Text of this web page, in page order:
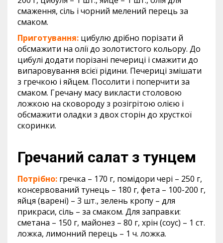
смаження, сіль і чорний мелений перець за
смаком.
Приготування: цибулю дрібно порізати й
обсмажити на олії до золотистого кольору. До
цибулі додати порізані печериці і смажити до
випаровування всієї рідини. Печериці змішати
з гречкою і яйцем. Посолити і поперчити за
смаком. Гречану масу викласти столовою
ложкою на сковороду з розігрітою олією і
обсмажити оладки з двох сторін до хрусткої
скоринки.
Гречаний салат з тунцем
Потрібно: гречка – 170 г, помідори чері – 250 г,
консервований тунець – 180 г, фета – 100-200 г,
яйця (варені) – 3 шт., зелень кропу – для
прикраси, сіль – за смаком. Для заправки:
сметана – 150 г, майонез – 80 г, хрін (соус) – 1 ст.
ложка, лимонний перець – 1 ч. ложка.